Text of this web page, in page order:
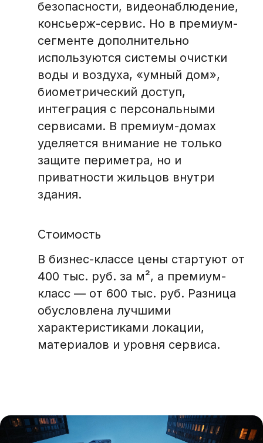
безопасности, видеонаблюдение,
консьерж-сервис. Но в премиум-
сегменте дополнительно
используются системы очистки
воды и воздуха, «умный дом»,
биометрический доступ,
интеграция с персональными
сервисами. В премиум-домах
уделяется внимание не только
защите периметра, но и
приватности жильцов внутри
здания.
Стоимость
В бизнес-классе цены стартуют от
400 тыс. руб. за м², а премиум-
класс — от 600 тыс. руб. Разница
обусловлена лучшими
характеристиками локации,
материалов и уровня сервиса.